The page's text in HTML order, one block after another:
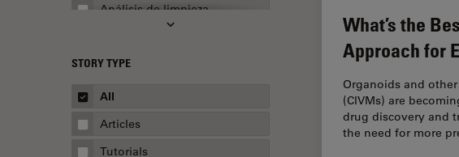
Análisis de limpieza
Apertura numérica
AR Surgery
Automoción y transporte
Biofarmacia
STORY TYPE
All
Articles
Tutorials
What’s the
Approach for
Organoids and
(CIVMs) are
drug discovery and
the need for more